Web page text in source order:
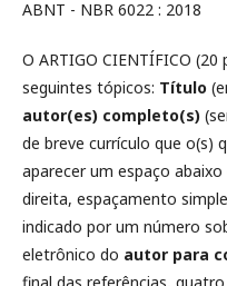
ABNT - NBR 6022 : 2018
O ARTIGO CIENTÍFICO
seguintes tópicos: Título
autor(es) completo(s)
de breve currículo que o(s)
aparecer um espaço
direita, espaçamento
indicado por um número
eletrônico do autor para